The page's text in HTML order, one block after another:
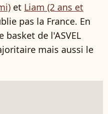
et Liam (2 ans et
pas la France. En
basket de l'ASVEL
mais aussi le